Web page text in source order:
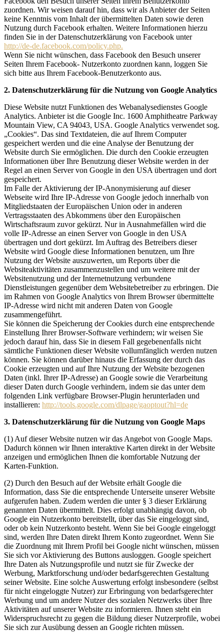
zuordnen. Wir weisen darauf hin, dass wir als Anbieter der Seiten
keine Kenntnis vom Inhalt der übermittelten Daten sowie deren
Nutzung durch Facebook erhalten. Weitere Informationen hierzu
finden Sie in der Datenschutzerklärung von Facebook unter
http://de-de.facebook.com/policy.php.
Wenn Sie nicht wünschen, dass Facebook den Besuch unserer
Seiten Ihrem Facebook- Nutzerkonto zuordnen kann, loggen Sie
sich bitte aus Ihrem Facebook-Benutzerkonto aus.
2. Datenschutzerklärung für die Nutzung von Google Analytics
Diese Website nutzt Funktionen des Webanalysedienstes Google
Analytics. Anbieter ist die Google Inc. 1600 Amphitheatre Parkway
Mountain View, CA 94043, USA. Google Analytics verwendet sog.
„Cookies“. Das sind Textdateien, die auf Ihrem Computer
gespeichert werden und die eine Analyse der Benutzung der
Website durch Sie ermöglichen. Die durch den Cookie erzeugten
Informationen über Ihre Benutzung dieser Website werden in der
Regel an einen Server von Google in den USA übertragen und dort
gespeichert.
Im Falle der Aktivierung der IP-Anonymisierung auf dieser
Webseite wird Ihre IP-Adresse von Google jedoch innerhalb von
Mitgliedstaaten der Europäischen Union oder in anderen
Vertragsstaaten des Abkommens über den Europäischen
Wirtschaftsraum zuvor gekürzt. Nur in Ausnahmefällen wird die
volle IP-Adresse an einen Server von Google in den USA
übertragen und dort gekürzt. Im Auftrag des Betreibers dieser
Website wird Google diese Informationen benutzen, um Ihre
Nutzung der Website auszuwerten, um Reports über die
Websiteaktivitäten zusammenzustellen und um weitere mit der
Websitenutzung und der Internetnutzung verbundene
Dienstleistungen gegenüber dem Websitebetreiber zu erbringen. Die
im Rahmen von Google Analytics von Ihrem Browser übermittelte
IP-Adresse wird nicht mit anderen Daten von Google
zusammengeführt.
Sie können die Speicherung der Cookies durch eine entsprechende
Einstellung Ihrer Browser-Software verhindern; wir weisen Sie
jedoch darauf hin, dass Sie in diesem Fall gegebenenfalls nicht
sämtliche Funktionen dieser Website vollumfänglich werden nutzen
können. Sie können darüber hinaus die Erfassung der durch das
Cookie erzeugten und auf Ihre Nutzung der Website bezogenen
Daten (inkl. Ihrer IP-Adresse) an Google sowie die Verarbeitung
dieser Daten durch Google verhindern, indem sie das unter dem
folgenden Link verfügbare Browser-Plugin herunterladen und
installieren: http://tools.google.com/dlpage/gaoptout?hl=de
3. Datenschutzerklärung für die Nutzung von Google Maps
(1) Auf dieser Website nutzen wir das Angebot von Google Maps.
Dadurch können wir Ihnen interaktive Karten direkt in der Website
anzeigen und ermöglichen Ihnen die komfortable Nutzung der
Karten-Funktion.
(2) Durch den Besuch auf der Website erhält Google die
Information, dass Sie die entsprechende Unterseite unserer Website
aufgerufen haben. Zudem werden die unter § 3 dieser Erklärung
genannten Daten übermittelt. Dies erfolgt unabhängig davon, ob
Google ein Nutzerkonto bereitstellt, über das Sie eingeloggt sind,
oder ob kein Nutzerkonto besteht. Wenn Sie bei Google eingeloggt
sind, werden Ihre Daten direkt Ihrem Konto zugeordnet. Wenn Sie
die Zuordnung mit Ihrem Profil bei Google nicht wünschen, müssen
Sie sich vor Aktivierung des Buttons ausloggen. Google speichert
Ihre Daten als Nutzungsprofile und nutzt sie für Zwecke der
Werbung, Marktforschung und/oder bedarfsgerechten Gestaltung
seiner Website. Eine solche Auswertung erfolgt insbesondere (selbst
für nicht eingeloggte Nutzer) zur Erbringung von bedarfsgerechter
Werbung und um andere Nutzer des sozialen Netzwerks über Ihre
Aktivitäten auf unserer Website zu informieren. Ihnen steht ein
Widerspruchsrecht zu gegen die Bildung dieser Nutzerprofile, wobei
Sie sich zur Ausübung dessen an Google richten müssen.